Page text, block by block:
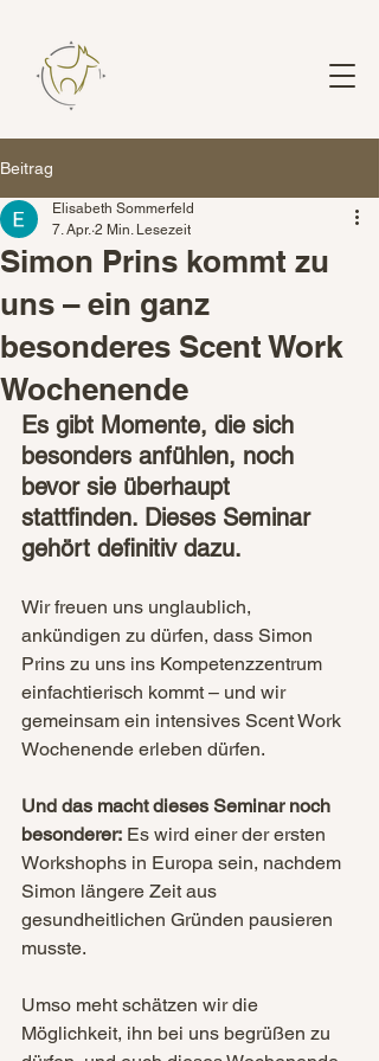
Beitrag
Simon Prins kommt zu
uns – ein ganz
besonderes Scent Work
Wochenende
Elisabeth Sommerfeld
7. Apr. 2 Min. Lesezeit
Es gibt Momente, die sich
besonders anfühlen, noch
bevor sie überhaupt
stattfinden. Dieses Seminar
gehört definitiv dazu.
Wir freuen uns unglaublich,
ankündigen zu dürfen, dass Simon
Prins zu uns ins Kompetenzzentrum
einfachtierisch kommt – und wir
gemeinsam ein intensives Scent Work
Wochenende erleben dürfen.
Und das macht dieses Seminar noch
besonderer: Es wird einer der ersten
Workshophs in Europa sein, nachdem
Simon längere Zeit aus
gesundheitlichen Gründen pausieren
musste.
Umso meht schätzen wir die
Möglichkeit, ihn bei uns begrüßen zu